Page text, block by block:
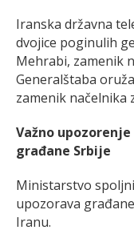
Iranska državna
dvojice poginulih
Mehrabi, zamenik
Generalštaba
zamenik načelnika
Važno
građane Srbije
Ministarstvo
upozorava
Iranu.